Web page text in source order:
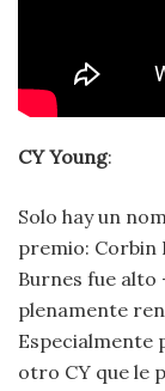
CY Young:
Solo hay un
premio: Corbin
Burnes fue
plenamente
Especialmente
otro CY que le